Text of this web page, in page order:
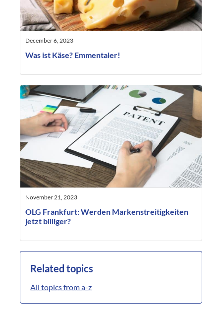
December 6, 2023
Was ist Käse? Emmentaler!
November 21, 2023
OLG Frankfurt: Werden Markenstreitigkeiten
jetzt billiger?
Related topics
All topics from a-z